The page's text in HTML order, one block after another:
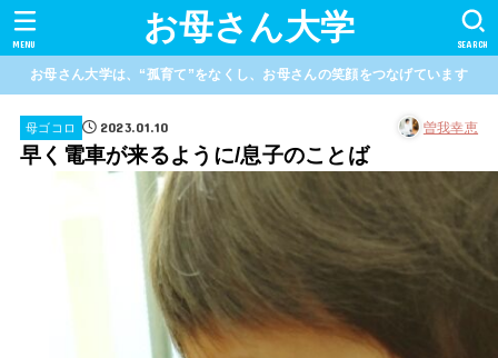
お母さん大学 SEARCH
MENU
お母さん大学は、“孤育て”をなくし、お母さんの笑顔をつなげています
母ゴコロ 2023.01.10 曽我幸恵
早く電車が来るように/息子のことば